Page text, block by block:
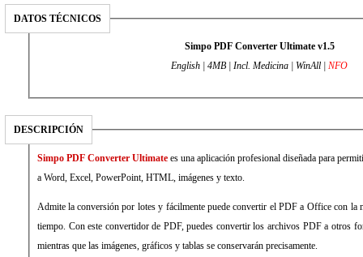
DATOS TÉCNICOS
Simpo PDF Converter Ultimate v1.5
English | 4MB | Incl. Medicina | WinAll | NFO
DESCRIPCIÓN
Simpo PDF Converter Ultimate es una aplicación profesional diseñada para permitir a los usuarios convertir el PDF
a Word, Excel, PowerPoint, HTML, imágenes y texto.
Admite la conversión por lotes y fácilmente puede convertir el PDF a Office con la más alta velocidad para ahorrar tu
tiempo. Con este convertidor de PDF, puedes convertir los archivos PDF a otros formatos con salida de alta calidad,
mientras que las imágenes, gráficos y tablas se conservarán precisamente.